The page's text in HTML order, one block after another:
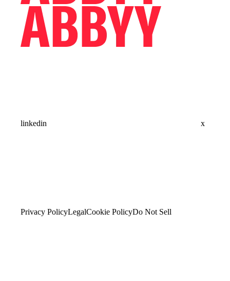
linkedin x
Privacy PolicyLegalCookie PolicyDo Not Sell